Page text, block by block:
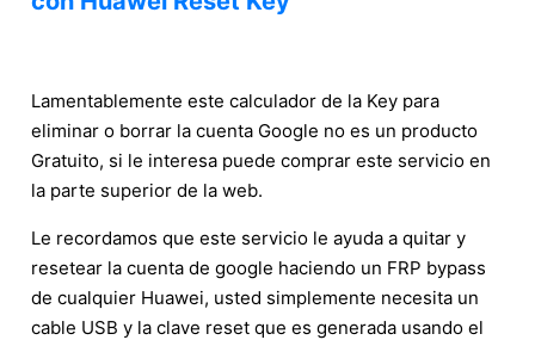
Lamentablemente este calculador de la Key para
eliminar o borrar la cuenta Google no es un producto
Gratuito, si le interesa puede comprar este servicio en
la parte superior de la web.
Le recordamos que este servicio le ayuda a quitar y
resetear la cuenta de google haciendo un FRP bypass
de cualquier Huawei, usted simplemente necesita un
cable USB y la clave reset que es generada usando el